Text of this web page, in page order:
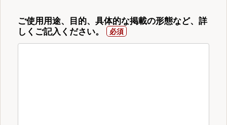
ご使用用途、目的、具体的な掲載の形態など、詳
しくご記入ください。